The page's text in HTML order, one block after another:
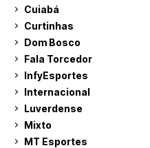
Cuiabá
Curtinhas
Dom Bosco
Fala Torcedor
InfyEsportes
Internacional
Luverdense
Mixto
MT Esportes